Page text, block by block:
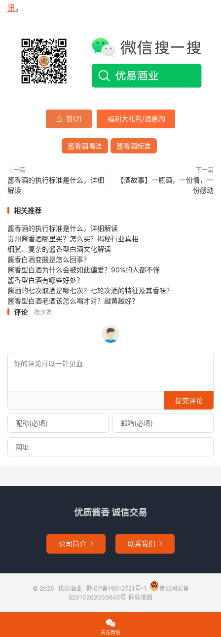
讯。
 赞(2) 福利大礼包/酒惠淘
酱香酒喝法 酱香酒标准
上一篇
酱香酒的执行标准是什么，详细
解读
下一篇
【酒故事】一瓶酒，一份情，一
份感动
相关推荐
酱香酒的执行标准是什么，详细解读
贵州酱香酒哪里买？怎么买？揭秘行业真相
细腻、复杂的酱香型白酒文化解读
酱香白酒变酸是怎么回事？
酱香型白酒为什么会被如此偏爱？90%的人都不懂
酱香型白酒有哪些好处？
酱酒的七次取酒是哪七次？七轮次酒的特征及其香味？
酱香型白酒老酒该怎么喝才对？越黄越好？
评论
抢沙发
提交评论
优质酱香 诚信交易
公司简介  联系我们 
© 2026 优易酒业 黔ICP备19012721号-1
贵公网安备
52010202003645号 网站地图

关注微信